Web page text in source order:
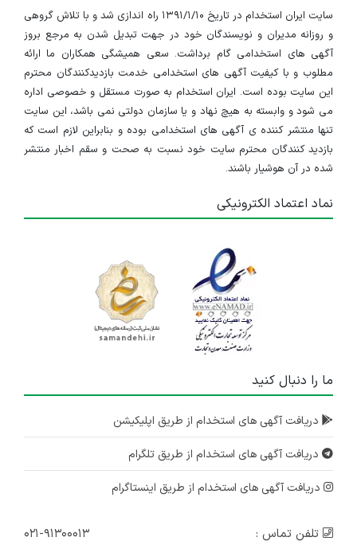
سایت ایران استخدام در تاریخ ۱۳۹۱/۱/۱۰ راه اندازی شد و با تلاش گروهی
و روزانه مدیران و نویسندگان خود در جهت تبدیل شدن به مرجع بروز
آگهی های استخدامی گام برداشت. سعی همیشگی همکاران ما ارائه
مطلوب و با کیفیت آگهی های استخدامی خدمت بازدیدکنندگان محترم
این سایت بوده است. ایران استخدام به صورت مستقل و خصوصی اداره
می شود و وابسته به هیچ نهاد و یا سازمان دولتی نمی باشد، این سایت
تنها منتشر کننده ی آگهی های استخدامی بوده و بنابراین لازم است که
بازدید کنندگان محترم سایت خود نسبت به صحت و سقم اخبار منتشر
شده در آن هوشیار باشند.
نماد اعتماد الکترونیکی
ما را دنبال کنید
دریافت آگهی های استخدام از طریق اپلیکیشن
دریافت آگهی های استخدام از طریق تلگرام
دریافت آگهی های استخدام از طریق اینستاگرام
تلفن تماس : ۰۲۱-۹۱۳۰۰۰۱۳